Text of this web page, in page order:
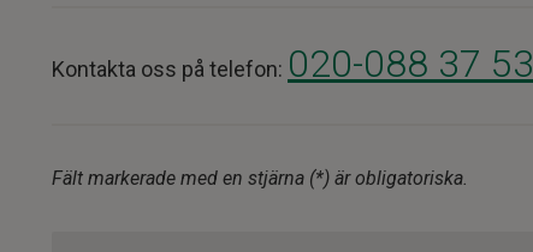
Kontakta oss på telefon: 020-088 37 53
Fält markerade med en stjärna (*) är obligatoriska.